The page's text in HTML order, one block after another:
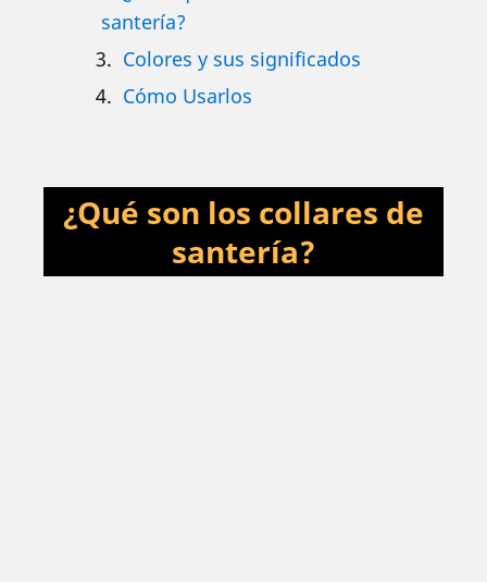
santería?
Colores y sus significados
Cómo Usarlos
¿Qué son los collares de
santería?